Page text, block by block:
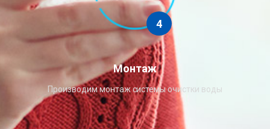
4
Монтаж
Производим монтаж системы очистки воды